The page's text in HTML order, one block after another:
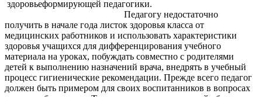
здоровьеформирующей педагогики.
Педагогу недостаточно
получить в начале года листок здоровья класса от
медицинских работников и использовать характеристики
здоровья учащихся для дифференцирования учебного
материала на уроках, побуждать совместно с родителями
детей к выполнению назначений врача, внедрять в учебный
процесс гигиенические рекомендации. Прежде всего педагог
должен быть примером для своих воспитанников в вопросах